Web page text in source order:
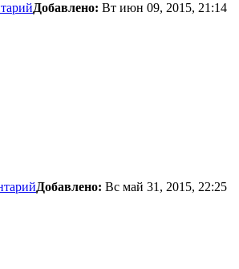
Добавлено: Вт июн 09, 2015, 21:14
Добавлено: Вс май 31, 2015, 22:25